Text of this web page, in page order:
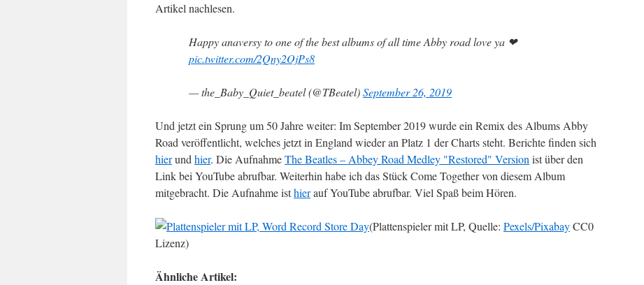
Artikel nachlesen.
Happy anaversy to one of the best albums of all time Abby road love ya ❤
pic.twitter.com/2Qny2OjPs8
— the_Baby_Quiet_beatel (@TBeatel)September 26, 2019
Und jetzt ein Sprung um 50 Jahre weiter: Im September 2019 wurde ein Remix des Albums Abby
Road veröffentlicht, welches jetzt in England wieder an Platz 1 der Charts steht. Berichte finden sich
hierund hier. Die AufnahmeThe Beatles – Abbey Road Medley "Restored" Version ist über den
Link bei YouTube abrufbar. Weiterhin habe ich das Stück Come Together von diesem Album
mitgebracht. Die Aufnahme isthierauf YouTube abrufbar. Viel Spaß beim Hören.
(Plattenspieler mit LP, Quelle: Pexels/PixabayCC0
Lizenz)
Ähnliche Artikel: